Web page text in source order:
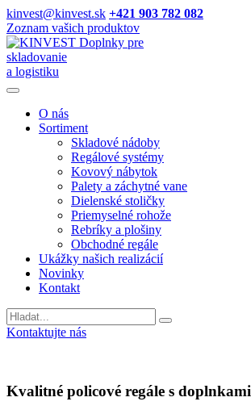
kinvest@kinvest.sk +421 903 782 082
Zoznam vašich produktov
Doplnky pre
skladovanie
a logistiku
O nás
Sortiment
Skladové nádoby
Regálové systémy
Kovový nábytok
Palety a záchytné vane
Dielenské stoličky
Priemyselné rohože
Rebríky a plošiny
Obchodné regále
Ukážky našich realizácií
Novinky
Kontakt
Vyhladavanie
Kontaktujte nás
Kvalitné policové regále s doplnkami